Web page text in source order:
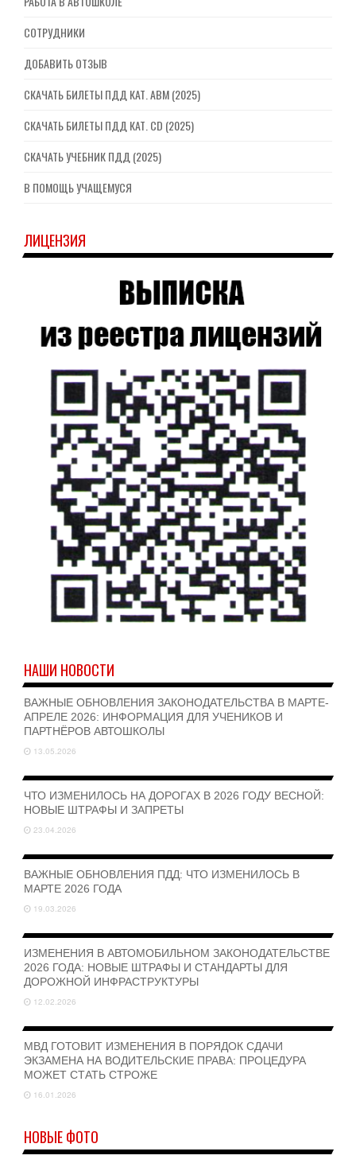
СОТРУДНИКИ
ДОБАВИТЬ ОТЗЫВ
СКАЧАТЬ БИЛЕТЫ ПДД КАТ. ABM (2025)
СКАЧАТЬ БИЛЕТЫ ПДД КАТ. CD (2025)
СКАЧАТЬ УЧЕБНИК ПДД (2025)
В ПОМОЩЬ УЧАЩЕМУСЯ
ЛИЦЕНЗИЯ
НАШИ НОВОСТИ
ВАЖНЫЕ ОБНОВЛЕНИЯ ЗАКОНОДАТЕЛЬСТВА В МАРТЕ-
АПРЕЛЕ 2026: ИНФОРМАЦИЯ ДЛЯ УЧЕНИКОВ И
ПАРТНЁРОВ АВТОШКОЛЫ
13.05.2026
ЧТО ИЗМЕНИЛОСЬ НА ДОРОГАХ В 2026 ГОДУ ВЕСНОЙ:
НОВЫЕ ШТРАФЫ И ЗАПРЕТЫ
23.04.2026
ВАЖНЫЕ ОБНОВЛЕНИЯ ПДД: ЧТО ИЗМЕНИЛОСЬ В
МАРТЕ 2026 ГОДА
19.03.2026
ИЗМЕНЕНИЯ В АВТОМОБИЛЬНОМ ЗАКОНОДАТЕЛЬСТВЕ
2026 ГОДА: НОВЫЕ ШТРАФЫ И СТАНДАРТЫ ДЛЯ
ДОРОЖНОЙ ИНФРАСТРУКТУРЫ
12.02.2026
МВД ГОТОВИТ ИЗМЕНЕНИЯ В ПОРЯДОК СДАЧИ
ЭКЗАМЕНА НА ВОДИТЕЛЬСКИЕ ПРАВА: ПРОЦЕДУРА
МОЖЕТ СТАТЬ СТРОЖЕ
16.01.2026
НОВЫЕ ФОТО